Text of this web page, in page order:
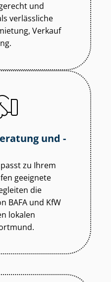
und
verlässliche
Verkauf
und -
zu Ihrem
geeignete
die
BAFA und KfW
lokalen